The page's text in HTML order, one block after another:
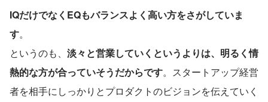
IQだけでなくEQもバランスよく高い方をさがしていま
す。
というのも、 淡々と営業していくというよりは、明るく情
熱的な方が合っていそうだからです。スタートアップ経営
者を相手にしっかりとプロダクトのビジョンを伝えていく